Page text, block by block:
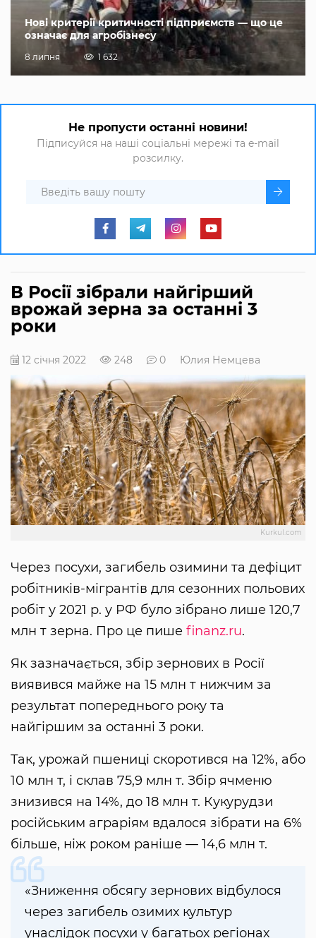
Нові критерії критичності підприємств — що це
означає для агробізнесу
8 липня 1 632
Не пропусти останні новини!
Підписуйся на наші соціальні мережі та e-mail
розсилку.
В Росії зібрали найгірший
врожай зерна за останні 3
роки
12 січня 2022 248 0 Юлия Немцева
Kurkul.com
Через посухи, загибель озимини та дефіцит
робітників-мігрантів для сезонних польових
робіт у 2021 р. у РФ було зібрано лише 120,7
млн т зерна. Про це пише finanz.ru.
Як зазначається, збір зернових в Росії
виявився майже на 15 млн т нижчим за
результат попереднього року та
найгіршим за останні 3 роки.
Так, урожай пшениці скоротився на 12%, або
10 млн т, і склав 75,9 млн т. Збір ячменю
знизився на 14%, до 18 млн т. Кукурудзи
російським аграріям вдалося зібрати на 6%
більше, ніж роком раніше — 14,6 млн т.
«Зниження обсягу зернових відбулося
через загибель озимих культур
унаслідок посухи у багатьох регіонах